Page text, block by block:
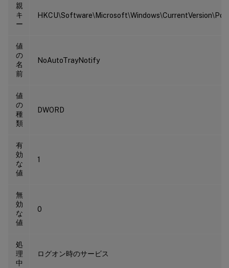
親
キ
ー
値
の
名
前
NoAutoTrayNotify
値
の
種
類
DWORD
有
効
な
値
1
無
効
な
値
0
処
理
中
ログオン時のサービス